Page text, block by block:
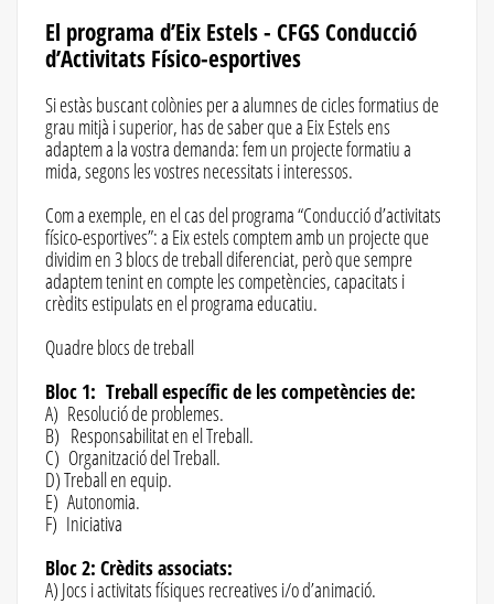
El programa d’Eix Estels - CFGS Conducció
d’Activitats Físico-esportives
Si estàs buscant colònies per a alumnes de cicles formatius de
grau mitjà i superior, has de saber que a Eix Estels ens
adaptem a la vostra demanda: fem un projecte formatiu a
mida, segons les vostres necessitats i interessos.
Com a exemple, en el cas del programa “Conducció d’activitats
físico-esportives”: a Eix estels comptem amb un projecte que
dividim en 3 blocs de treball diferenciat, però que sempre
adaptem tenint en compte les competències, capacitats i
crèdits estipulats en el programa educatiu.
Quadre blocs de treball
Bloc 1: Treball específic de les competències de:
A) Resolució de problemes.
B) Responsabilitat en el Treball.
C) Organització del Treball.
D) Treball en equip.
E) Autonomia.
F) Iniciativa
Bloc 2: Crèdits associats:
A) Jocs i activitats físiques recreatives i/o d’animació.